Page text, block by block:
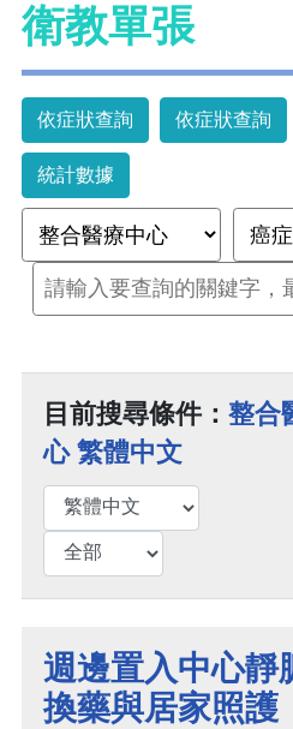
衛教單張
依症狀查詢 依症狀查詢
統計數據
目前搜尋條件： 整合
心 繁體中文
週邊置入中心靜
換藥與居家照護